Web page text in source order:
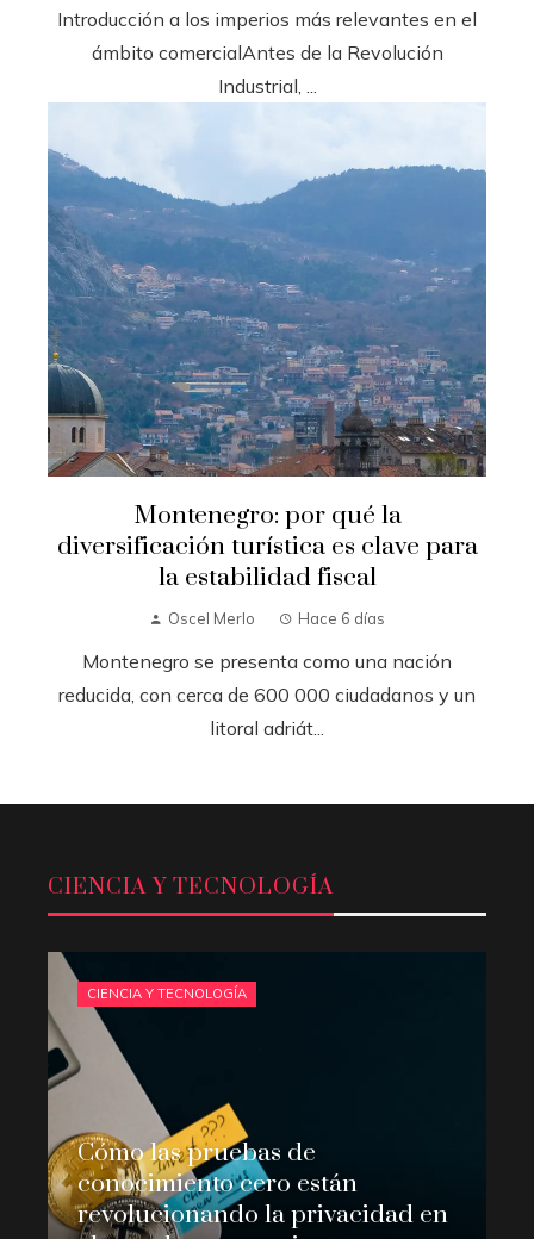
Introducción a los imperios más relevantes en el
ámbito comercialAntes de la Revolución
Industrial, ...
Montenegro: por qué la
diversificación turística es clave para
la estabilidad fiscal
Oscel Merlo Hace 6 días
Montenegro se presenta como una nación
reducida, con cerca de 600 000 ciudadanos y un
litoral adriát...
CIENCIA Y TECNOLOGÍA
CIENCIA Y TECNOLOGÍA
Cómo las pruebas de
conocimiento cero están
revolucionando la privacidad en